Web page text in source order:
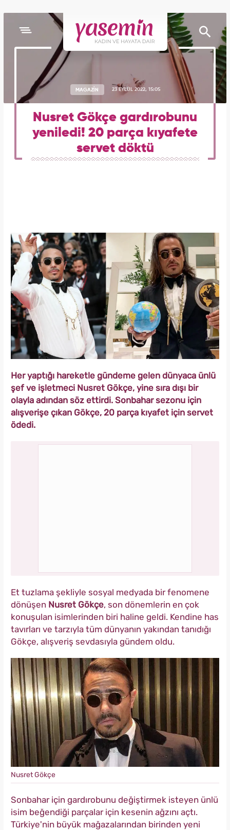
MAGAZİN 23 EYLÜL 2022, 15:05
Nusret Gökçe gardırobunu
yeniledi! 20 parça kıyafete
servet döktü
Her yaptığı hareketle gündeme gelen dünyaca ünlü
şef ve işletmeci Nusret Gökçe, yine sıra dışı bir
olayla adından söz ettirdi. Sonbahar sezonu için
alışverişe çıkan Gökçe, 20 parça kıyafet için servet
ödedi.
Et tuzlama şekliyle sosyal medyada bir fenomene
dönüşen Nusret Gökçe, son dönemlerin en çok
konuşulan isimlerinden biri haline geldi. Kendine has
tavırları ve tarzıyla tüm dünyanın yakından tanıdığı
Gökçe, alışveriş sevdasıyla gündem oldu.
Nusret Gökçe
Sonbahar için gardırobunu değiştirmek isteyen ünlü
isim beğendiği parçalar için kesenin ağzını açtı.
Türkiye'nin büyük mağazalarından birinden yeni